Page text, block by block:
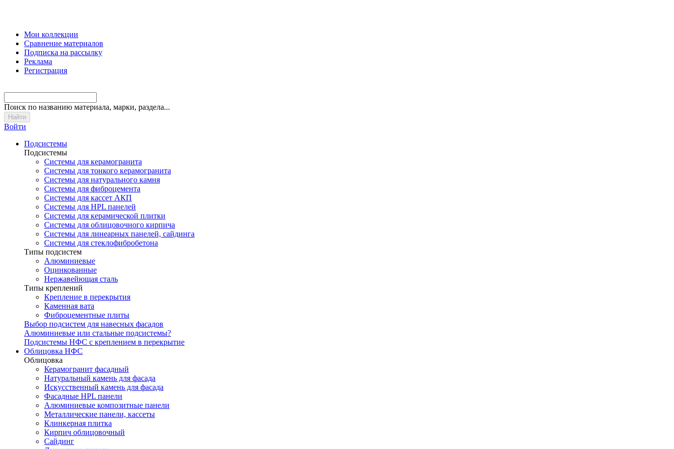
Мои коллекции
Сравнение материалов
Подписка на рассылку
Реклама
Регистрация
Поиск по названию материала, марки, раздела...
Войти
Подсистемы
Подсистемы
Системы для керамогранита
Системы для тонкого керамогранита
Системы для натурального камня
Системы для фиброцемента
Системы для кассет АКП
Системы для HPL панелей
Системы для керамической плитки
Системы для облицовочного кирпича
Системы для линеарных панелей, сайдинга
Системы для стеклофибробетона
Типы подсистем
Алюминиевые
Оцинкованные
Нержавейющая сталь
Типы креплений
Крепление в перекрытия
Каменная вата
Фиброцементные плиты
Выбор подсистем для навесных фасадов
Алюминиевые или стальные подсистемы?
Подсистемы НФС с креплением в перекрытие
Облицовка НФС
Облицовка
Керамогранит фасадный
Натуральный камень для фасада
Искусственный камень для фасада
Фасадные HPL панели
Алюминиевые композитные панели
Металлические панели, кассеты
Клинкерная плитка
Кирпич облицовочный
Сайдинг